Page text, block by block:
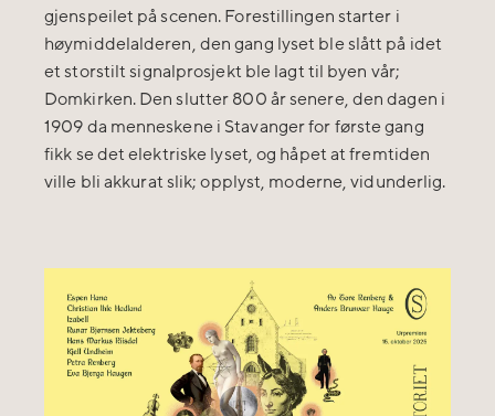
gjenspeilet på scenen. Forestillingen starter i
høymiddelalderen, den gang lyset ble slått på idet
et storstilt signalprosjekt ble lagt til byen vår;
Domkirken. Den slutter 800 år senere, den dagen i
1909 da menneskene i Stavanger for første gang
fikk se det elektriske lyset, og håpet at fremtiden
ville bli akkurat slik; opplyst, moderne, vidunderlig.